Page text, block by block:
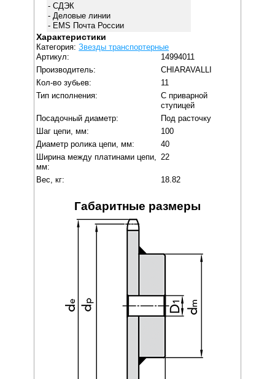
- СДЭК
- Деловые линии
- EMS Почта России
Характеристики
Категория:Звезды транспортерные
Артикул:
14994011
Производитель:
CHIARAVALLI
Кол-во зубьев:
11
Тип исполнения:
С приварной
ступицей
Посадочный диаметр:
Под расточку
Шаг цепи, мм:
100
Диаметр ролика цепи, мм:
40
Ширина между платинами цепи,
мм:
22
Вес, кг: 18.82
Габаритные размеры